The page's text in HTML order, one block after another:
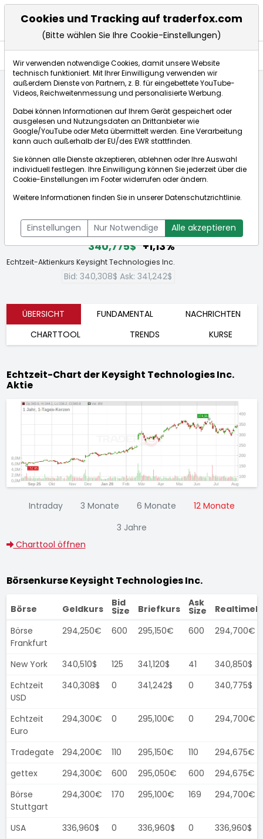
Börse:
Aktienkurse
340,775$ +1,13%
Echtzeit-Aktienkurs Keysight Technologies Inc.
Bid: 340,308$ Ask: 341,242$
ÜBERSICHT FUNDAMENTAL
NACHRICHTEN
CHARTTOOL
TRENDS KURSE
Echtzeit-Chart der Keysight Technologies Inc.
Aktie
Intraday 3 Monate 6 Monate
12 Monate
3 Jahre
Charttool öffnen
Börsenkurse Keysight Technologies Inc.
Börse Geldkurs
Bid
Size Briefkurs
Ask
Size
Börse
Frankfurt
294,250€ 600 295,150€ 600 294,700€
New York 340,510$ 125 341,120$ 41
340,850$
Echtzeit
USD
340,308$ 0 341,242$ 0 340,775$
Echtzeit
Euro
294,300€ 0 295,100€ 0 294,700€
Tradegate 294,200€ 110 295,150€ 110
294,675€
gettex
294,300€ 600 295,050€ 600
294,675€
Börse
Stuttgart
294,300€ 170 295,100€ 169 294,700€
USA 336,960$ 0 336,960$ 0
336,960$
Cookies und Tracking auf traderfox.com
(Bitte wählen Sie Ihre Cookie-Einstellungen)
Wir verwenden notwendige Cookies, damit unsere Website
technisch funktioniert. Mit Ihrer Einwilligung verwenden wir
außerdem Dienste von Partnern, z. B. für eingebettete YouTube-
Videos, Reichweitenmessung und personalisierte Werbung.
Dabei können Informationen auf Ihrem Gerät gespeichert oder
ausgelesen und Nutzungsdaten an Drittanbieter wie
Google/YouTube oder Meta übermittelt werden. Eine Verarbeitung
kann auch außerhalb der EU/des EWR stattfinden.
Sie können alle Dienste akzeptieren, ablehnen oder Ihre Auswahl
individuell festlegen. Ihre Einwilligung können Sie jederzeit über die
Cookie-Einstellungen im Footer widerrufen oder ändern.
Weitere Informationen finden Sie in unsererDatenschutzrichtlinie.
Einstellungen Nur Notwendige Alle akzeptieren